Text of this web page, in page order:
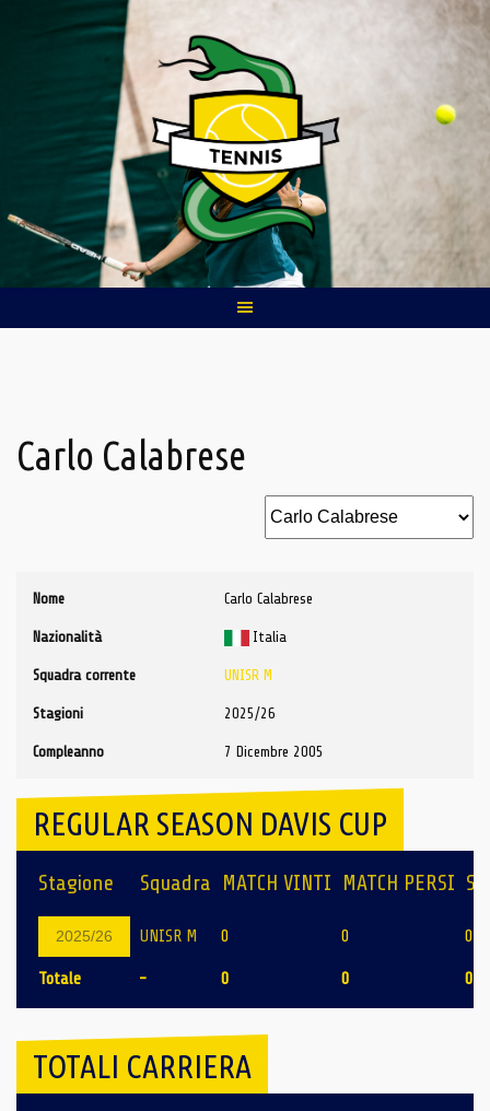
Carlo Calabrese
Nome Carlo Calabrese
Nazionalità Italia
Squadra corrente UNISR M
Stagioni 2025/26
Compleanno 7 Dicembre 2005
REGULAR SEASON DAVIS CUP
Stagione Squadra MATCH VINTI MATCH PERSI
2025/26 UNISR M 0 0 0
Totale - 0 0 0
TOTALI CARRIERA